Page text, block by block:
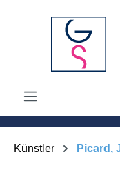
springen
Künstler Picard,